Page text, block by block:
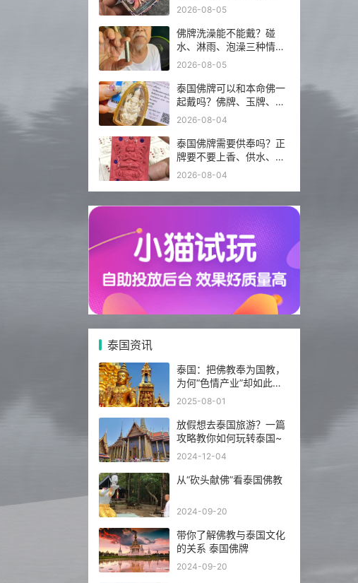
不能继续戴？
2026-08-05
佛牌洗澡能不能戴？碰
水、淋雨、泡澡三种情况
分开说
2026-08-05
泰国佛牌可以和本命佛一
起戴吗？佛牌、玉牌、平
安符怎么搭更稳？
2026-08-04
泰国佛牌需要供奉吗？正
牌要不要上香、供水、摆
佛台一次讲明白
2026-08-04
泰国资讯
泰国：把佛教奉为国教，
为何“色情产业”却如此繁
荣发达？
2025-08-01
放假想去泰国旅游？一篇
攻略教你如何玩转泰国~
2024-12-04
从“砍头献佛”看泰国佛教
2024-09-20
带你了解佛教与泰国文化
的关系 泰国佛牌
2024-09-20